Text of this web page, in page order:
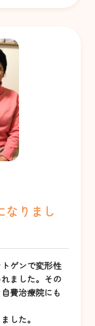
なりまし
ゲンで変形性
ました。その
費治療院にも
した。